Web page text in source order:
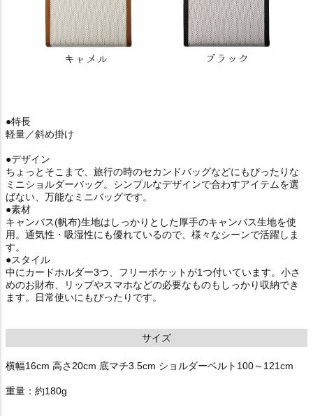
●特長
軽量／斜め掛け
●デザイン
ちょっとそこまで、旅行の時のセカンドバッグなどにもぴったりな
ミニショルダーバッグ。シンプルなデザインで合わすアイテムを選
ばない、万能なミニバッグです。
●素材
キャンバス(帆布)生地はしっかりとした厚手のキャンバス生地を使
用。通気性・吸湿性にも優れているので、様々なシーンで活躍しま
す。
●スタイル
中にカードホルダー3つ、フリーポケットが1つ付いています。小さ
めのお財布、リップやスマホなどの必要なものもしっかり収納でき
ます。日常使いにもぴったりです。
サイズ
横幅16cm 高さ20cm 底マチ3.5cm ショルダーベルト100～121cm
重量：約180g